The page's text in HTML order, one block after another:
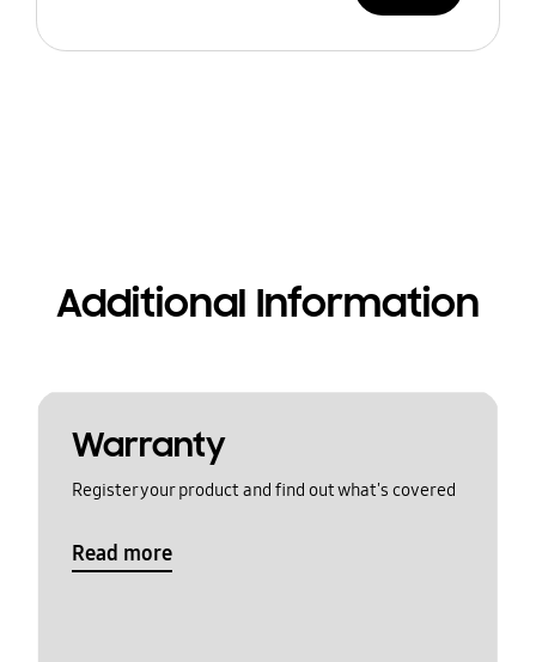
Additional Information
Warranty
Register your product and find out what's covered
Read more